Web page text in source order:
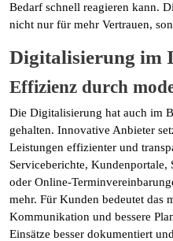
Bedarf schnell reagieren kann.
nicht nur für mehr Vertrauen,
Digitalisierung im
Effizienz durch
Die Digitalisierung hat auch im
gehalten. Innovative Anbieter
Leistungen effizienter und
Serviceberichte, Kundenportale,
oder Online-
mehr. Für Kunden bedeutet das
Kommunikation und bessere
Einsätze besser dokumentiert